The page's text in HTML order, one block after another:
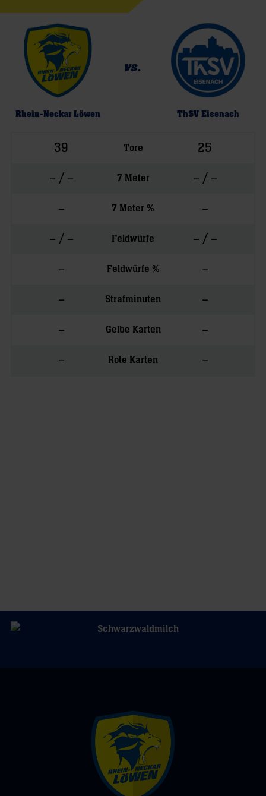
Rhein-Neckar Löwen
vs.
ThSV Eisenach
39 Tore 25
– / – 7 Meter – / –
– 7 Meter % –
– / – Feldwürfe – / –
– Feldwürfe % –
– Strafminuten –
– Gelbe Karten –
– Rote Karten –